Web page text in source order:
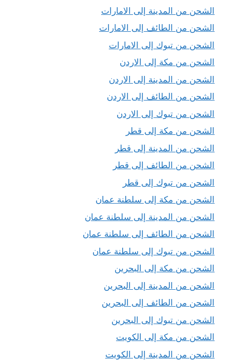
الشحن من المدينة إلى الامارات
الشحن من الطائف إلى الامارات
الشحن من تبوك إلى الامارات
الشحن من مكة إلى الاردن
الشحن من المدينة إلى الاردن
الشحن من الطائف إلى الاردن
الشحن من تبوك إلى الاردن
الشحن من مكة إلى قطر
الشحن من المدينة إلى قطر
الشحن من الطائف إلى قطر
الشحن من تبوك إلى قطر
الشحن من مكة إلى سلطنة عمان
الشحن من المدينة إلى سلطنة عمان
الشحن من الطائف إلى سلطنة عمان
الشحن من تبوك إلى سلطنة عمان
الشحن من مكة إلى البحرين
الشحن من المدينة إلى البحرين
الشحن من الطائف إلى البحرين
الشحن من تبوك إلى البحرين
الشحن من مكة إلى الكويت
الشحن من المدينة إلى الكويت